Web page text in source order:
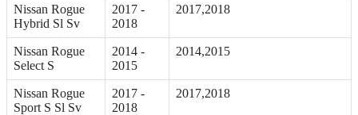
Nissan Rogue
Hybrid Sl Sv
2017 -
2018
2017,2018
Nissan Rogue
Select S
2014 -
2015
2014,2015
Nissan Rogue
Sport S Sl Sv
2017 -
2018
2017,2018